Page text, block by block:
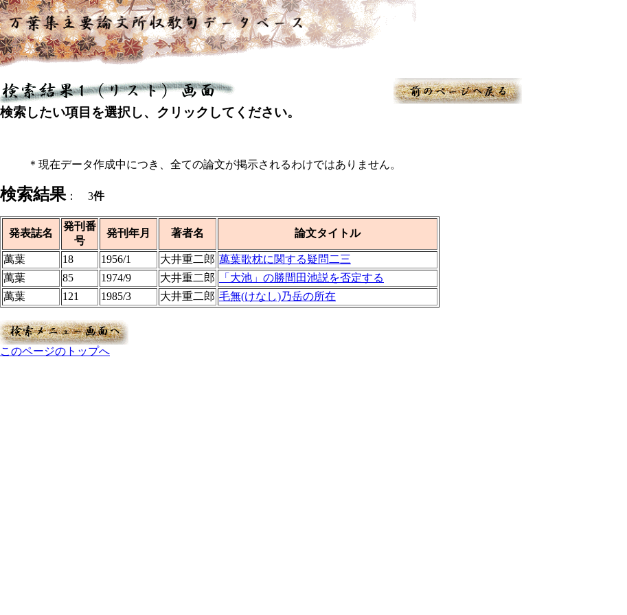
検索したい項目を選択し、クリックしてください。
＊現在データ作成中につき、全ての論文が掲示されるわけではありません。
検索結果 ： 3件
発表誌名
発刊番
号
発刊年月 著者名 論文タイトル
萬葉 18 1956/1 大井重二郎 萬葉歌枕に関する疑問二三
萬葉
85 1974/9 大井重二郎
「大池」の勝間田池説を否定する
萬葉
121 1985/3 大井重二郎 毛無(けなし)乃岳の所在
このページのトップへ